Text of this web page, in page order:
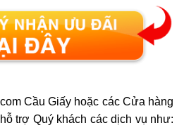
Cầu Giấy hoặc các Cửa hàng
trợ Quý khách các dịch vụ như: